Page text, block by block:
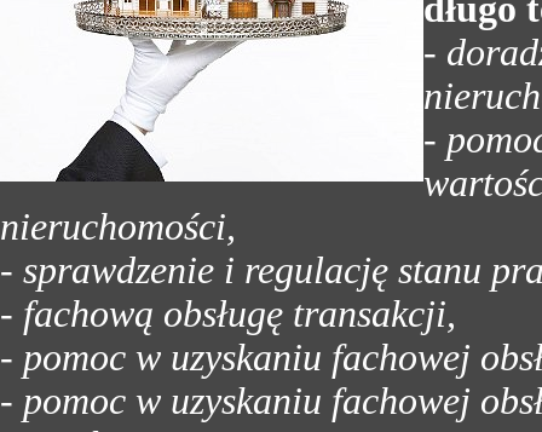
długo
-
-
nieruchomości,
- sprawdzenie i regulację stanu
- fachową obsługę transakcji,
- pomoc w uzyskaniu fachowej
- pomoc w uzyskaniu fachowej